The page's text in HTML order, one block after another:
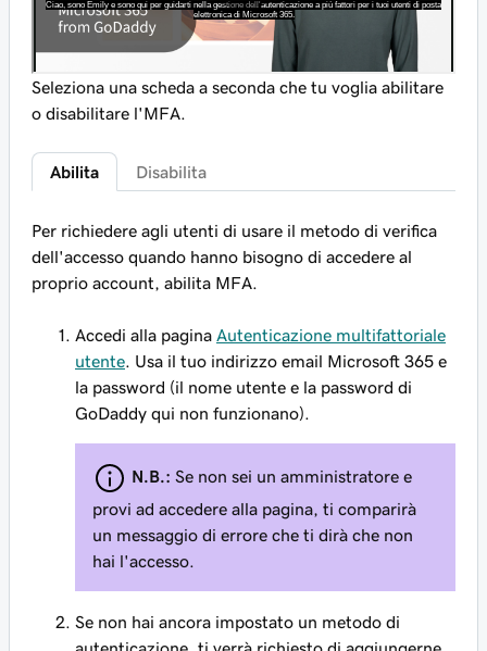
Seleziona una scheda a seconda che tu voglia abilitare
o disabilitare l'MFA.
Abilita Disabilita
Per richiedere agli utenti di usare il metodo di verifica
dell'accesso quando hanno bisogno di accedere al
proprio account, abilita MFA.
Accedi alla pagina Autenticazione multifattoriale
utente. Usa il tuo indirizzo email Microsoft 365 e
la password (il nome utente e la password di
GoDaddy qui non funzionano).
N.B.: Se non sei un amministratore e
provi ad accedere alla pagina, ti comparirà
un messaggio di errore che ti dirà che non
hai l'accesso.
Se non hai ancora impostato un metodo di